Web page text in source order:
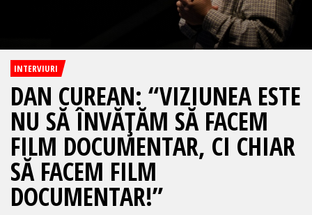
INTERVIURI
DAN CUREAN: “VIZIUNEA ESTE
NU SĂ ÎNVĂŢĂM SĂ FACEM
FILM DOCUMENTAR, CI CHIAR
SĂ FACEM FILM
DOCUMENTAR!”